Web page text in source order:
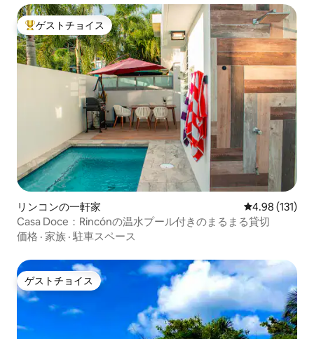
大好評のゲストチョイスです。
ゲストチョイス
リンコンの一軒家 レビュー131
4.98 (131)
Casa Doce：Rincónの温水プール付きのまるまる貸切
価格 · 家族 · 駐車スペース
ゲストチョイス
ゲストチョイス